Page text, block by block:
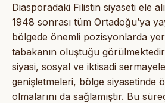
Diasporadaki Filistin siyaseti ele
1948 sonrası tüm Ortadoğu’ya
bölgede önemli pozisyonlarda
tabakanın oluştuğu
siyasi, sosyal ve iktisadi
genişletmeleri, bölge siyasetinde
olmalarını da sağlamıştır. Bu